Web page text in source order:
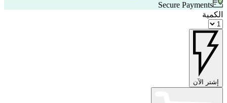
Secure Payments
الكمية
إشتر الآن